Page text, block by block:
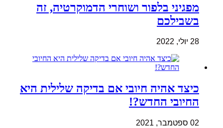
מפגיני בלפור ושוחרי הדמוקרטיה, זה
בשבילכם
28 יולי, 2022
כיצד אהיה חיובי אם בדיקה שלילית היא
החיובי החדש?!
02 ספטמבר, 2021